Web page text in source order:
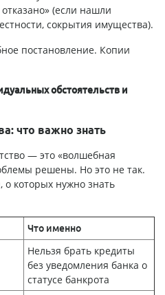
(если нашли
сокрытия имущества).
постановление. Копии
обстоятельств и
что важно знать
— это «волшебная
решены. Но это не так.
о которых нужно знать
Что именно
Нельзя брать кредиты
без уведомления банка о
статусе банкрота